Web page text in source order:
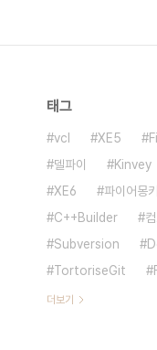
태그
vcl XE5
델파이
Kinvey
XE6
파이어몽키
C++Builder
Subversion
TortoriseGit
더보기